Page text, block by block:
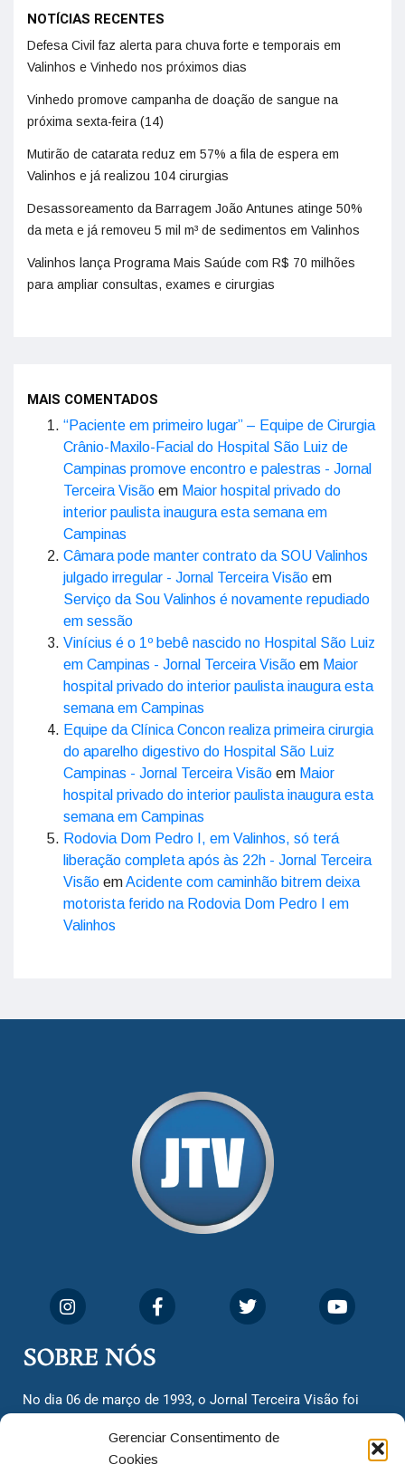
Gerenciar Consentimento de
Cookies
NOTÍCIAS RECENTES
Defesa Civil faz alerta para chuva forte e temporais em
Valinhos e Vinhedo nos próximos dias
Vinhedo promove campanha de doação de sangue na
próxima sexta-feira (14)
Mutirão de catarata reduz em 57% a fila de espera em
Valinhos e já realizou 104 cirurgias
Desassoreamento da Barragem João Antunes atinge 50%
da meta e já removeu 5 mil m³ de sedimentos em Valinhos
Valinhos lança Programa Mais Saúde com R$ 70 milhões
para ampliar consultas, exames e cirurgias
MAIS COMENTADOS
“Paciente em primeiro lugar” – Equipe de Cirurgia
Crânio-Maxilo-Facial do Hospital São Luiz de
Campinas promove encontro e palestras - Jornal
Terceira Visão em Maior hospital privado do
interior paulista inaugura esta semana em
Campinas
Câmara pode manter contrato da SOU Valinhos
julgado irregular - Jornal Terceira Visão em
Serviço da Sou Valinhos é novamente repudiado
em sessão
Vinícius é o 1º bebê nascido no Hospital São Luiz
em Campinas - Jornal Terceira Visão em Maior
hospital privado do interior paulista inaugura esta
semana em Campinas
Equipe da Clínica Concon realiza primeira cirurgia
do aparelho digestivo do Hospital São Luiz
Campinas - Jornal Terceira Visão em Maior
hospital privado do interior paulista inaugura esta
semana em Campinas
Rodovia Dom Pedro I, em Valinhos, só terá
liberação completa após às 22h - Jornal Terceira
Visão emAcidente com caminhão bitrem deixa
motorista ferido na Rodovia Dom Pedro I em
Valinhos
SOBRE NÓS
No dia 06 de março de 1993, o Jornal Terceira Visão foi
cidadãos valinhenses, já que naquela época só existiam
dois jornais. Há mais de 30 anos, o jornal continua